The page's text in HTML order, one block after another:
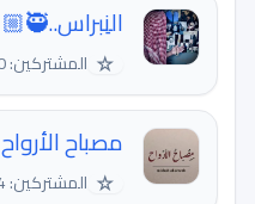
النِبراس..🥷🏼
☆ المشتركين: 14,730
مصباح الأرواح
☆ المشتركين: 14,344